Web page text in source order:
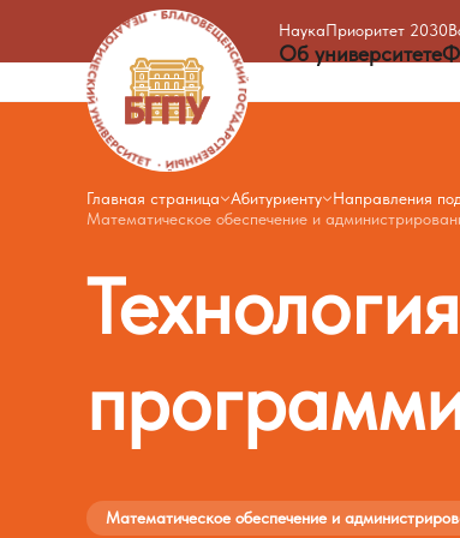
НаукаПриоритет 2030
Об университете
Главная страница Абитуриенту
Направления
Математическое обеспечение и
Технология
Математическое обеспечение и